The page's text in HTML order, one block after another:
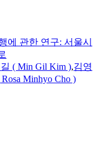
에 관한 연구: 서울시
( Min Gil Kim ),김영
Minhyo Cho )